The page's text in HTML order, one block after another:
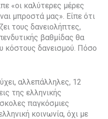
«οι καλύτερες μέρες
μπροστά μας». Είπε ότι
τους δανειολήπτες,
βαθμίδας θα
κόστους δανεισμού. Πόσο
αλλεπάλληλες, 12
της ελληνικής
παγκόσμιες
κοινωνία, όχι με